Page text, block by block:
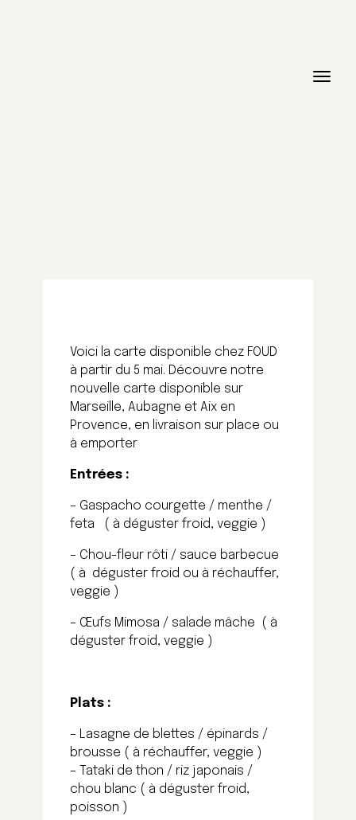
Voici la carte disponible chez FOUD
à partir du 5 mai. Découvre notre
nouvelle carte disponible sur
Marseille, Aubagne et Aix en
Provence, en livraison sur place ou
à emporter
Entrées :
– Gaspacho courgette / menthe /
feta ( à déguster froid, veggie )
– Chou-fleur rôti / sauce barbecue
( à déguster froid ou à réchauffer,
veggie )
– Œufs Mimosa / salade mâche ( à
déguster froid, veggie )
Plats :
– Lasagne de blettes / épinards /
brousse ( à réchauffer, veggie )
– Tataki de thon / riz japonais /
chou blanc ( à déguster froid,
poisson )